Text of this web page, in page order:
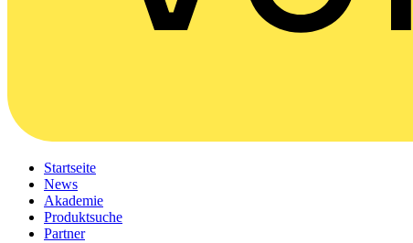
Startseite
News
Akademie
Produktsuche
Partner